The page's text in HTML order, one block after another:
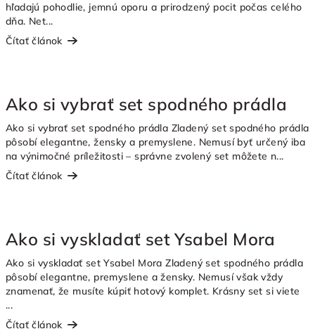
hľadajú pohodlie, jemnú oporu a prirodzený pocit počas celého
dňa. Net...
Čítať článok
Ako si vybrať set spodného prádla
Ako si vybrať set spodného prádla Zladený set spodného prádla
pôsobí elegantne, žensky a premyslene. Nemusí byť určený iba
na výnimočné príležitosti – správne zvolený set môžete n...
Čítať článok
Ako si vyskladať set Ysabel Mora
Ako si vyskladať set Ysabel Mora Zladený set spodného prádla
pôsobí elegantne, premyslene a žensky. Nemusí však vždy
znamenať, že musíte kúpiť hotový komplet. Krásny set si viete
...
Čítať článok